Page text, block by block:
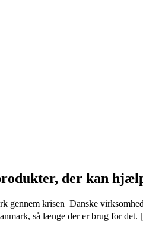
der kan
gennem krisen Danske
så længe der er brug for det.